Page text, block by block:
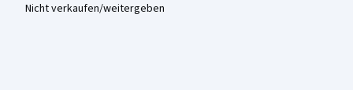
Nicht verkaufen/weitergeben